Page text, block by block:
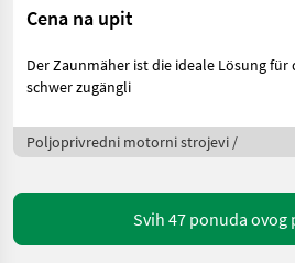
Cena na upit
Der Zaunmäher ist die ideale Lösung für
schwer zugängli
Poljoprivredni motorni strojevi /
Svih 47 ponuda ovog